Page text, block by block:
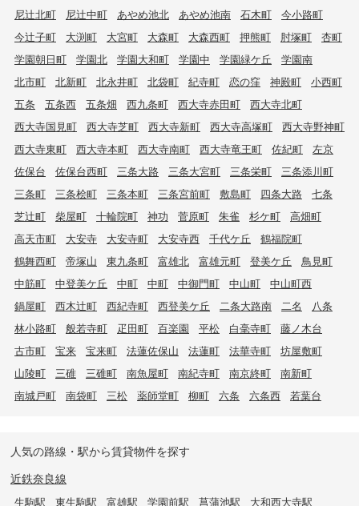
尼辻北町
尼辻中町 あやめ池北 あやめ池南 石木町
今小路町
今辻子町
大渕町 大宮町 大森町 大森西町 押熊町 肘塚町
杏町
学園朝日町
学園北 学園大和町 学園中 学園緑ケ丘
学園南
北市町
北新町 北永井町 北袋町 紀寺町 恋の窪 神殿町
小西町
五条
五条西 五条畑 西九条町 西大寺赤田町
西大寺北町
西大寺国見町
西大寺芝町 西大寺新町 西大寺高塚町
西大寺野神町
西大寺東町
西大寺本町 西大寺南町 西大寺竜王町 佐紀町
左京
佐保台
佐保台西町 三条大路 三条大宮町 三条栄町
三条添川町
三条町
三条桧町 三条本町 三条宮前町 敷島町 四条大路
七条
芝辻町
柴屋町 十輪院町 神功 菅原町 朱雀 杉ケ町
高畑町
高天市町
大安寺 大安寺町 大安寺西 千代ケ丘
鶴福院町
鶴舞西町
帝塚山 東九条町 富雄北 富雄元町 登美ケ丘
鳥見町
中筋町
中登美ケ丘 中町 中町 中御門町 中山町
中山町西
鍋屋町
西木辻町 西紀寺町 西登美ケ丘 二条大路南 二名
八条
林小路町
般若寺町 疋田町 百楽園 平松 白毫寺町
藤ノ木台
古市町
宝来 宝来町 法蓮佐保山 法蓮町 法華寺町
坊屋敷町
山陵町
三碓 三碓町 南魚屋町 南紀寺町 南京終町
南新町
南城戸町
南袋町 三松 薬師堂町 柳町 六条 六条西 若葉台
人気の路線・駅から賃貸物件を探す
近鉄奈良線
生駒駅 東生駒駅 富雄駅 学園前駅 菖蒲池駅
大和西大寺駅